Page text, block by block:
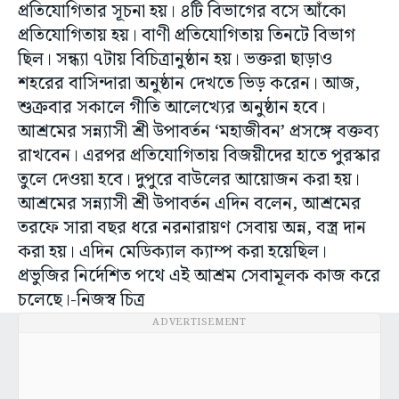
প্রতিযোগিতার সূচনা হয়। ৪টি বিভাগের বসে আঁকো
প্রতিযোগিতায় হয়। বাণী প্রতিযোগিতায় তিনটে বিভাগ
ছিল। সন্ধ্যা ৭টায় বিচিত্রানুষ্ঠান হয়। ভক্তরা ছাড়াও
শহরের বাসিন্দারা অনুষ্ঠান দেখতে ভিড় করেন। আজ,
শুক্রবার সকালে গীতি আলেখ্যের অনুষ্ঠান হবে।
আশ্রমের সন্ন্যাসী শ্রী উপাবর্তন ‘মহাজীবন’ প্রসঙ্গে বক্তব্য
রাখবেন। এরপর প্রতিযোগিতায় বিজয়ীদের হাতে পুরস্কার
তুলে দেওয়া হবে। দুপুরে বাউলের আয়োজন করা হয়।
আশ্রমের সন্ন্যাসী শ্রী উপাবর্তন এদিন বলেন, আশ্রমের
তরফে সারা বছর ধরে নরনারায়ণ সেবায় অন্ন, বস্ত্র দান
করা হয়। এদিন মেডিক্যাল ক্যাম্প করা হয়েছিল।
প্রভুজির নির্দেশিত পথে এই আশ্রম সেবামূলক কাজ করে
চলেছে।-নিজস্ব চিত্র
ADVERTISEMENT